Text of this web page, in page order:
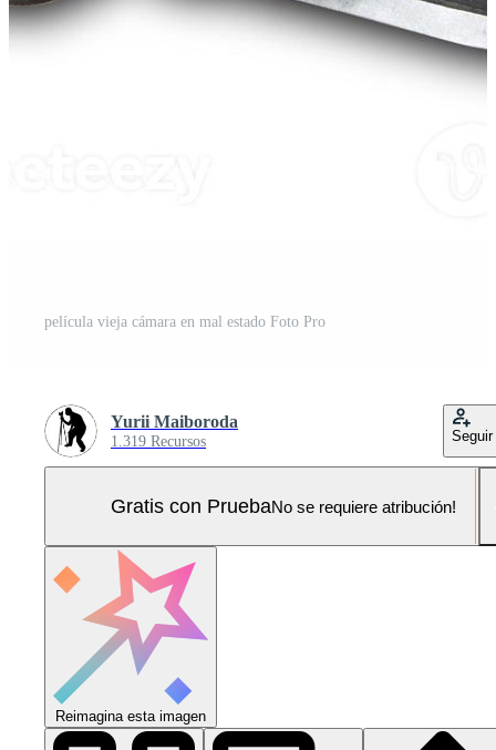
película vieja cámara en mal estado Foto Pro
Yurii Maiboroda
1.319 Recursos Seguir
Gratis con PruebaNo se requiere atribución!
Reimagina esta imagen